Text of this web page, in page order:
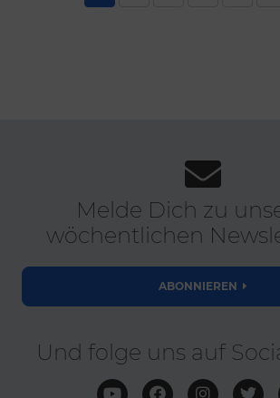
Melde Dich zu
wöchentlichen
ABONNIEREN
Und folge uns auf